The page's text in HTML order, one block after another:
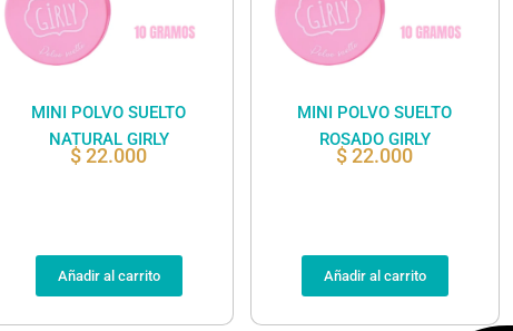
MINI POLVO SUELTO
NATURAL GIRLY
$22.000
Añadir al carrito
MINI POLVO SUELTO
ROSADO GIRLY
$22.000
Añadir al carrito